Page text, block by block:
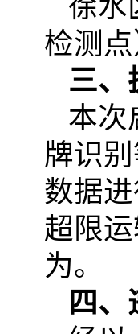
徐水
检测
三、
本次
牌识
数据
超限
为。
四